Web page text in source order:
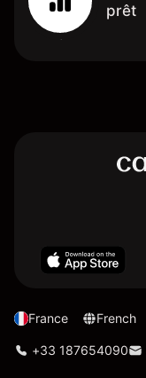
prêt
France French
+33 187654090